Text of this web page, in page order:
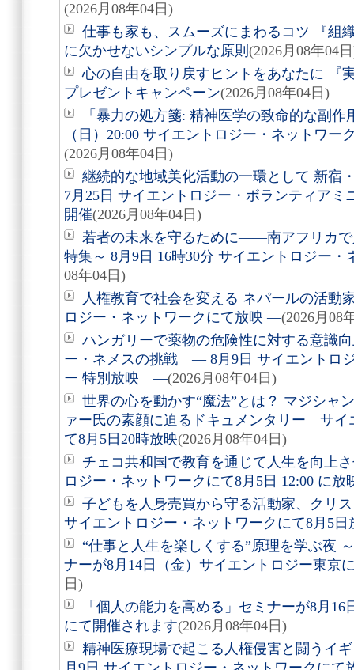
(2026月08年04日)
仕事も家も、スムーズにまわるコツ 『
に欠かせないシンプルな原則 (2026月08年04
心の自由を取り戻すヒントをあなたに 『
プレゼントキャンペーン(2026月08年04日)
「暴力の処方箋: 精神医学の致命的な副
（日）20:00 サイエントロジー・ネットワー
(2026月08年04日)
継続的な地域美化活動の一環として 新宿
7月25日 サイエントロジー・ボランティアミ
開催(2026月08年04日)
若者の未来を守るために――南アフリカ
特集～ 8月9日 16時30分 サイエントロジー・
08年04日)
人権教育で社会を変える ネパールの活動
ロジー・ネットワークにて放映 ―(2026月08
ハンガリーで薬物の危険性に対する意識
ー・ネメスの挑戦 ― 8月9日 サイエントロ
ー 特別放映 ―(2026月08年04日)
世界の心を動かす“魔法”とは？ マジシャ
ァー氏の素顔に迫るドキュメンタリー サイ
て8月5日20時放映(2026月08年04日)
チェコ共和国で教育を通じて人生を向上
ロジー・ネットワークにて8月5日 12:00 に放
子どもを人身売買から守る活動家、クリ
サイエントロジー・ネットワークにて8月5
“仕事と人生を楽しくする”原理を学ぶ夜
ナーが8月14日（金）サイエントロジー東京
日)
「個人の能力を高める」セミナーが8月
にて開催されます(2026月08年04日)
精神医療現場で起こる人権侵害と闘うイ